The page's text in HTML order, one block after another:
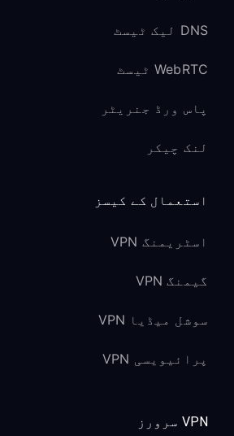
DNS لیک ٹیسٹ
WebRTC ٹیسٹ
پاس ورڈ جنریٹر
لنک چیکر
استعمال کے کیسز
اسٹریمنگ VPN
گیمنگ VPN
سوشل میڈیا VPN
پرائیویسی VPN
VPN سرورز